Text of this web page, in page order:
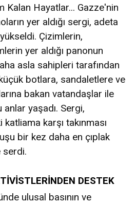
Kalan Hayatlar... Gazze'nin
yer aldığı sergi, adeta
Çizimlerin,
yer aldığı panonun
asla sahipleri tarafından
botlara, sandaletlere ve
bakan vatandaşlar ile
yaşadı. Sergi,
katliama karşı takınması
bir kez daha en çıplak
serdi.
DESTEK
ulusal basının ve